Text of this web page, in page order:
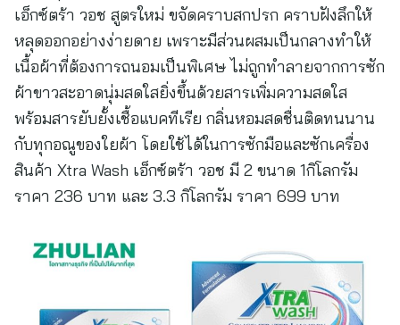
เอ็กซ์ตร้า วอช สูตรใหม่ ขจัดคราบสกปรก คราบฝังลึกให้
หลุดออกอย่างง่ายดาย เพราะมีส่วนผสมเป็นกลางทำให้
เนื้อผ้าที่ต้องการถนอมเป็นพิเศษ ไม่ถูกทำลายจากการซัก
ผ้าขาวสะอาดนุ่มสดใสยิ่งขึ้นด้วยสารเพิ่มความสดใส
พร้อมสารยับยั้งเชื้อแบคทีเรีย กลิ่นหอมสดชื่นติดทนนาน
กับทุกอณูของใยผ้า โดยใช้ได้ในการซักมือและซักเครื่อง
สินค้า Xtra Wash เอ็กซ์ตร้า วอช มี 2 ขนาด 1กิโลกรัม
ราคา 236 บาท และ 3.3 กิโลกรัม ราคา 699 บาท